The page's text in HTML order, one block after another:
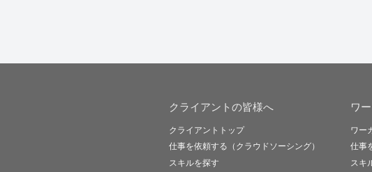
クライアントの皆様へ
クライアントトップ
仕事を依頼する（クラウドソーシング）
スキルを探す
ワ
ワー
仕事
スキ